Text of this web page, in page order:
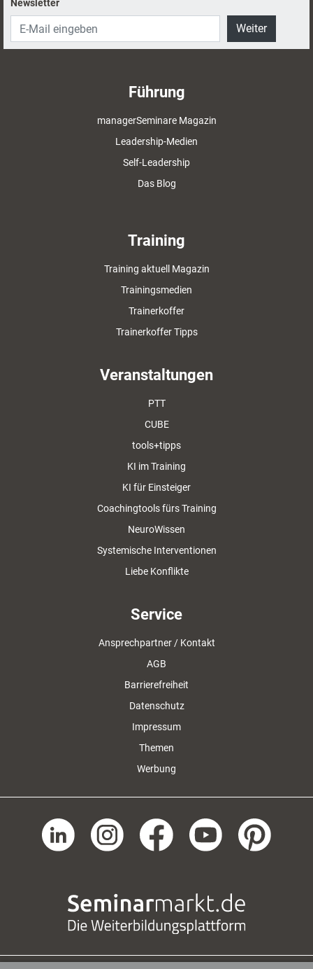
Newsletter
Weiter
Führung
managerSeminare Magazin
Leadership-Medien
Self-Leadership
Das Blog
Training
Training aktuell Magazin
Trainingsmedien
Trainerkoffer
Trainerkoffer Tipps
Veranstaltungen
PTT
CUBE
tools+tipps
KI im Training
KI für Einsteiger
Coachingtools fürs Training
NeuroWissen
Systemische Interventionen
Liebe Konflikte
Service
Ansprechpartner / Kontakt
AGB
Barrierefreiheit
Datenschutz
Impressum
Themen
Werbung